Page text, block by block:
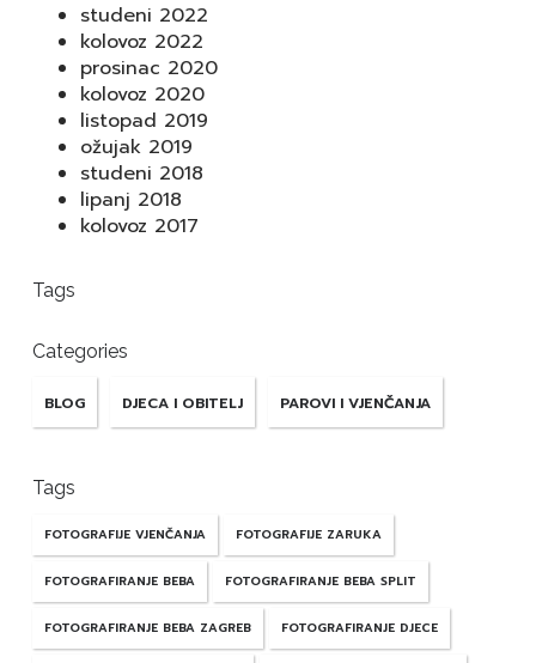
studeni 2022
kolovoz 2022
prosinac 2020
kolovoz 2020
listopad 2019
ožujak 2019
studeni 2018
lipanj 2018
kolovoz 2017
Tags
Categories
BLOG DJECA I OBITELJ PAROVI I VJENČANJA
Tags
FOTOGRAFIJE VJENČANJA FOTOGRAFIJE ZARUKA
FOTOGRAFIRANJE BEBA FOTOGRAFIRANJE BEBA SPLIT
FOTOGRAFIRANJE BEBA ZAGREB FOTOGRAFIRANJE DJECE